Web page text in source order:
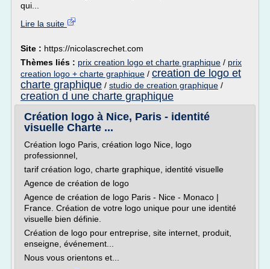
qui...
Lire la suite
Site : https://nicolascrechet.com
Thèmes liés : prix creation logo et charte graphique / prix
creation logo + charte graphique / creation de logo et
charte graphique / studio de creation graphique /
creation d une charte graphique
Création logo à Nice, Paris - identité
visuelle Charte ...
Création logo Paris, création logo Nice, logo
professionnel,
tarif création logo, charte graphique, identité visuelle
Agence de création de logo
Agence de création de logo Paris - Nice - Monaco |
France. Création de votre logo unique pour une identité
visuelle bien définie.
Création de logo pour entreprise, site internet, produit,
enseigne, événement...
Nous vous orientons et...